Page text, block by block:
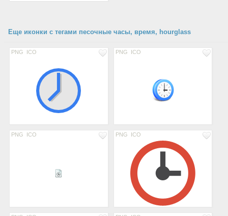
Еще иконки с тегами песочные часы, время, hourglass
PNG ICO PNG ICO
PNG ICO PNG ICO